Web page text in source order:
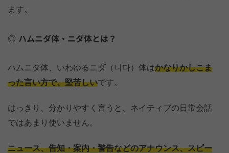
ます。
ハムニダ体・ニダ体とは？
ハムニダ体、いわゆるニダ（니다）体はかなりかしこま
った言い方で、堅苦しいです。
はっきり、分かりやすく言うと、ネイティブの日常会話
ではあまり使いません。
ニュース、告知・案内・警告などのアナウンス、スピー